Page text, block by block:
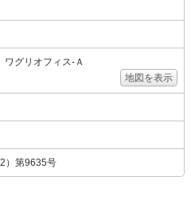
グリオフィス‐Ａ
地図を表示
）第9635号